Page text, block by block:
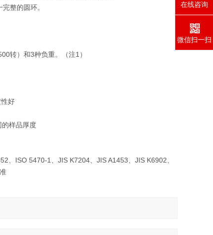
整的圆环。
转）和3种负重。（注1）
好
的样品厚度
、ISO 5470-1、JIS K7204、JIS A1453、JIS K6902、
在线咨询
微信扫一扫